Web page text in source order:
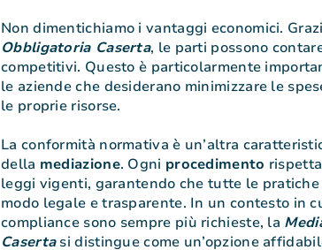
Non dimentichiamo i vantaggi economici.
Obbligatoria Caserta, le parti possono
competitivi. Questo è particolarmente
le aziende che desiderano minimizzare le
le proprie risorse.
La conformità normativa è un’altra
della mediazione. Ogni procedimento
leggi vigenti, garantendo che tutte le
modo legale e trasparente. In un contesto in
compliance sono sempre più richieste, la
Casertasi distingue come un’opzione